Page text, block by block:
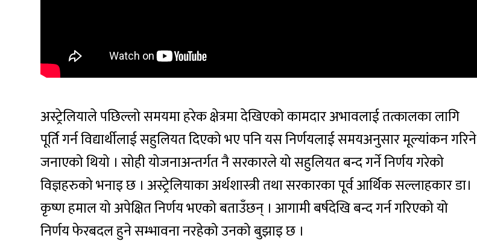
अस्ट्रेलियाले पछिल्लो समयमा हरेक क्षेत्रमा देखिएको कामदार अभावलाई तत्कालका लागि
पूर्ति गर्न विद्यार्थीलाई सहुलियत दिएको भए पनि यस निर्णयलाई समयअनुसार मूल्यांकन गरिने
जनाएको थियो । सोही योजनाअन्तर्गत नै सरकारले यो सहुलियत बन्द गर्ने निर्णय गरेको
विज्ञहरुको भनाइ छ । अस्ट्रेलियाका अर्थशास्त्री तथा सरकारका पूर्व आर्थिक सल्लाहकार डा।
कृष्ण हमाल यो अपेक्षित निर्णय भएको बताउँछन् । आगामी बर्षदेखि बन्द गर्न गरिएको यो
निर्णय फेरबदल हुने सम्भावना नरहेको उनको बुझाइ छ ।